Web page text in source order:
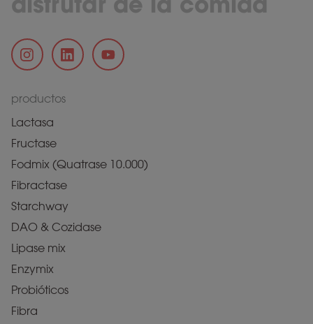
productos
Lactasa
Fructase
Fodmix (Quatrase 10.000)
Fibractase
Starchway
DAO & Cozidase
Lipase mix
Enzymix
Probióticos
Fibra